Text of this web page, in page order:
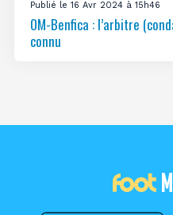
Publié le 16 Avr 2024 à 15h46
OM-Benfica : l’arbitre
connu